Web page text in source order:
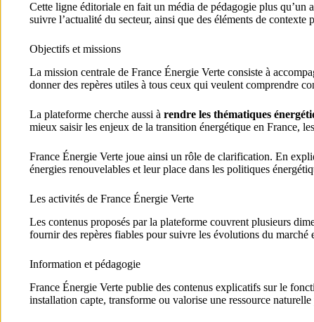
Cette ligne éditoriale en fait un média de pédagogie plus
suivre l’actualité du secteur, ainsi que des éléments de
Objectifs et missions
La mission centrale de France Énergie Verte consiste à
donner des repères utiles à tous ceux qui veulent comprendre
La plateforme cherche aussi à rendre les thématiques
mieux saisir les enjeux de la transition énergétique en France,
France Énergie Verte joue ainsi un rôle de clarification. En
énergies renouvelables et leur place dans les politiques
Les activités de France Énergie Verte
Les contenus proposés par la plateforme couvrent plusieurs
fournir des repères fiables pour suivre les évolutions du marché
Information et pédagogie
France Énergie Verte publie des contenus explicatifs sur le
installation capte, transforme ou valorise une ressource